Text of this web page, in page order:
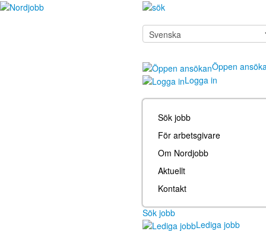
Öppen
Logga in
Sök jobb
För arbetsgivare
Om Nordjobb
Aktuellt
Kontakt
Sök jobb
Lediga jobb